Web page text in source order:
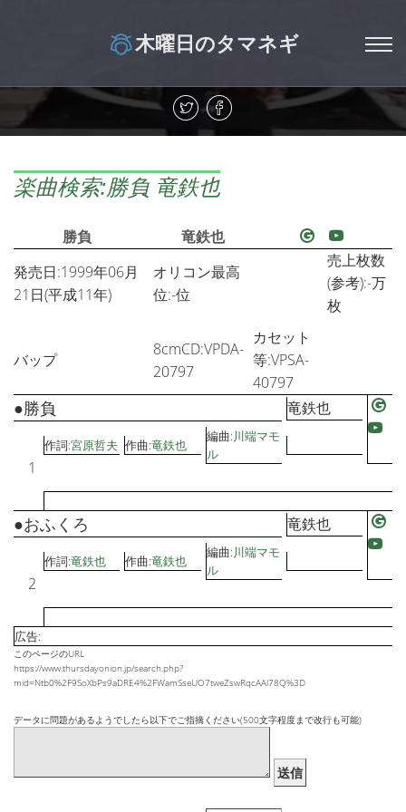
木曜日のタマネギ
楽曲検索:勝負 竜鉄也
勝負
竜鉄也
発売日:1999年06月
21日(平成11年)
オリコン最高
位:-位
売上枚数
(参考):-万
枚
バップ
8cmCD:VPDA-
20797
カセット
等:VPSA-
40797
1
●勝負 竜鉄也
作詞:宮原哲夫 作曲:竜鉄也
編曲:川端マモ
ル
2
●おふくろ 竜鉄也
作詞:竜鉄也 作曲:竜鉄也
編曲:川端マモ
ル
広告:
このページのURL
https://www.thursdayonion.jp/search.php?
mid=Ntb0%2F9SoXbPs9aDRE4%2FWamSseUO7tweZswRqcAAl78Q%3D
データに問題があるようでしたら以下でご指摘ください(500文字程度まで改行も可能)
送信